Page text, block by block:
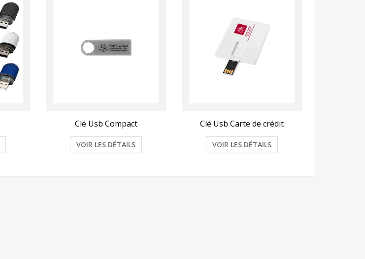
Clé Usb Compact
VOIR LES DÉTAILS
Clé Usb Carte de crédit
VOIR LES DÉTAILS